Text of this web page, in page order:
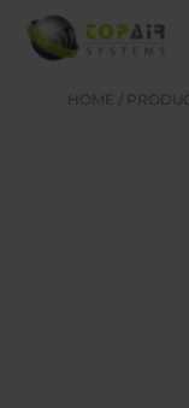
HOME /